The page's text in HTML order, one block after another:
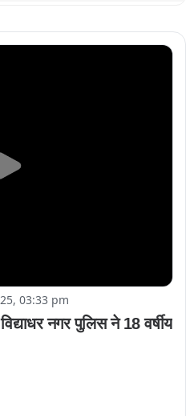
03:33 pm
नगर पुलिस ने 18 वर्षीय